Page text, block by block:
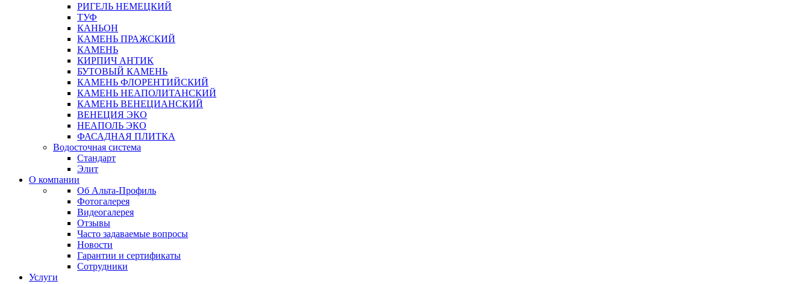
РИГЕЛЬ НЕМЕЦКИЙ
ТУФ
КАНЬОН
КАМЕНЬ ПРАЖСКИЙ
КАМЕНЬ
КИРПИЧ АНТИК
БУТОВЫЙ КАМЕНЬ
КАМЕНЬ ФЛОРЕНТИЙСКИЙ
КАМЕНЬ НЕАПОЛИТАНСКИЙ
КАМЕНЬ ВЕНЕЦИАНСКИЙ
ВЕНЕЦИЯ ЭКО
НЕАПОЛЬ ЭКО
ФАСАДНАЯ ПЛИТКА
Водосточная система
Стандарт
Элит
О компании
Об Альта-Профиль
Фотогалерея
Видеогалерея
Отзывы
Часто задаваемые вопросы
Новости
Гарантии и сертификаты
Сотрудники
Услуги